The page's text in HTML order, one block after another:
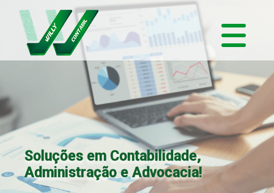
Soluções em Contabilidade,
Administração e Advocacia!